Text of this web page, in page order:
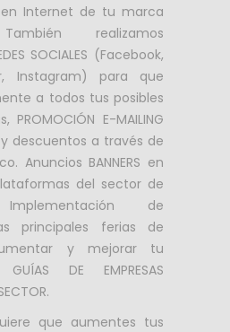
Internet de tu marca
realizamos
SOCIALES (Facebook,
Instagram) para que
a todos tus posibles
PROMOCIÓN E-MAILING
descuentos a través de
Anuncios BANNERS en
del sector de
de
principales ferias de
y mejorar tu
DE EMPRESAS
que aumentes tus